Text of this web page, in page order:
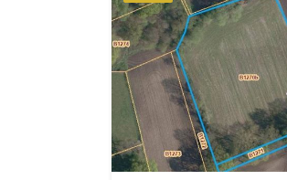
8.860
m²